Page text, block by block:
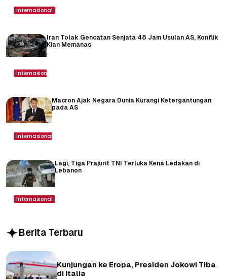
Internasional
Internasional
Iran Tolak Gencatan Senjata 48 Jam Usulan AS, Konflik
Kian Memanas
Internasional
Macron Ajak Negara Dunia Kurangi Ketergantungan
pada AS
Internasional
Lagi, Tiga Prajurit TNI Terluka Kena Ledakan di
Lebanon
Berita Terbaru
Kunjungan ke Eropa, Presiden Jokowi Tiba
di Italia